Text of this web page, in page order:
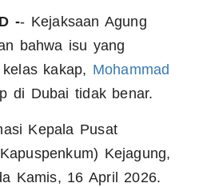
-- Kejaksaan Agung
bahwa isu yang
kakap, Mohammad
di Dubai tidak benar.
Kepala Pusat
Kejagung,
Kamis, 16 April 2026.